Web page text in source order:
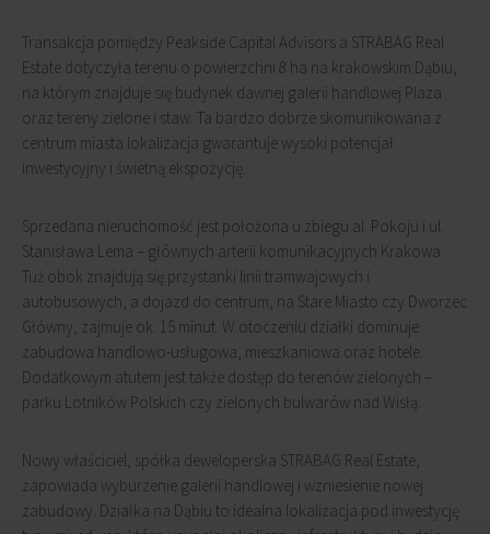
Transakcja pomiędzy Peakside Capital Advisors a STRABAG Real
Estate dotyczyła terenu o powierzchni 8 ha na krakowskim Dąbiu,
na którym znajduje się budynek dawnej galerii handlowej Plaza
oraz tereny zielone i staw. Ta bardzo dobrze skomunikowana z
centrum miasta lokalizacja gwarantuje wysoki potencjał
inwestycyjny i świetną ekspozycję.
Sprzedana nieruchomość jest położona u zbiegu al. Pokoju i ul.
Stanisława Lema – głównych arterii komunikacyjnych Krakowa.
Tuż obok znajdują się przystanki linii tramwajowych i
autobusowych, a dojazd do centrum, na Stare Miasto czy Dworzec
Główny, zajmuje ok. 15 minut. W otoczeniu działki dominuje
zabudowa handlowo-usługowa, mieszkaniowa oraz hotele.
Dodatkowym atutem jest także dostęp do terenów zielonych –
parku Lotników Polskich czy zielonych bulwarów nad Wisłą.
Nowy właściciel, spółka deweloperska STRABAG Real Estate,
zapowiada wyburzenie galerii handlowej i wzniesienie nowej
zabudowy. Działka na Dąbiu to idealna lokalizacja pod inwestycję